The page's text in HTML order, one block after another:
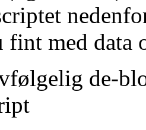
fint med data
de-